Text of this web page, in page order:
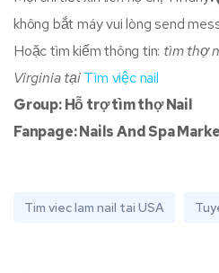
không bắt máy vui lòng send
Hoặc tìm kiếm thông tin: tìm thợ
Virginia tại Tìm việc nail
Group: Hỗ trợ tìm thợ Nail
Fanpage: Nails And Spa
Tim viec lam nail tai USA